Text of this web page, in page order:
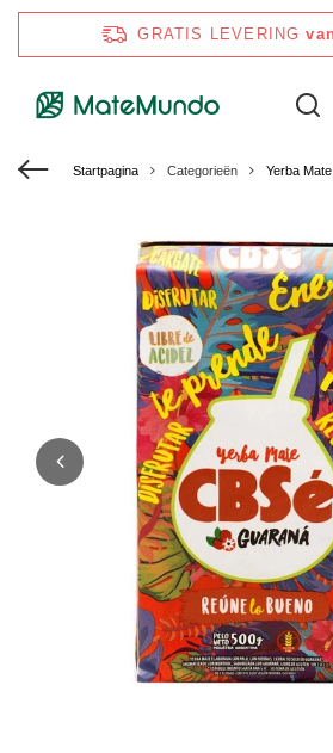
GRATIS LEVERING
Startpagina Categorieën Yerba Mate